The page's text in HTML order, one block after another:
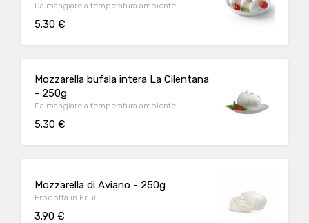
Da mangiare a temperatura ambiente
5.30 €
Mozzarella bufala intera La Cilentana
- 250g
Da mangiare a temperatura ambiente
5.30 €
Mozzarella di Aviano - 250g
Prodotta in Friuli
3.90 €